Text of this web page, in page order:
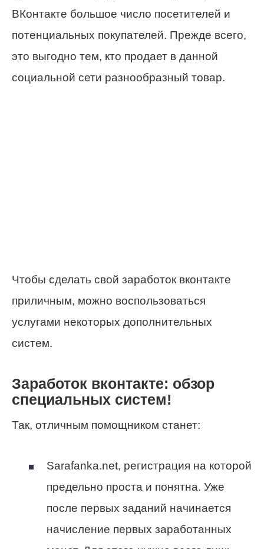
ВКонтакте большое число посетителей и
потенциальных покупателей. Прежде всего,
это выгодно тем, кто продает в данной
социальной сети разнообразный товар.
Чтобы сделать свой заработок вконтакте
приличным, можно воспользоваться
услугами некоторых дополнительных
систем.
Заработок вконтакте: обзор
специальных систем!
Так, отличным помощником станет:
Sarafanka.net, регистрация на которой
предельно проста и понятна. Уже
после первых заданий начинается
начисление первых заработанных